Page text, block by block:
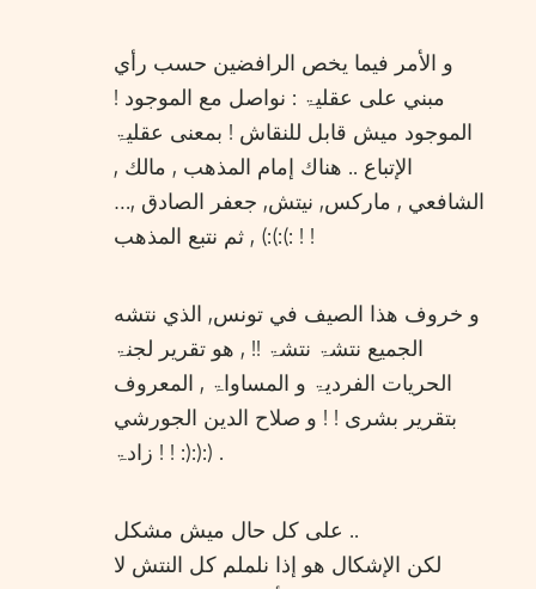
و الأمر فيما يخص الرافضين حسب رأي
مبني علی عقليۃ : نواصل مع الموجود !
الموجود ميش قابل للنقاش ! بمعنی عقليۃ
الإتباع .. هناك إمام المذهب , مالك ,
الشافعي , ماركس, نيتش, جعفر الصادق ,…
:):):) , ثم نتبع المذهب ! !
و خروف هذا الصيف في تونس, الذي نتشه
الجميع نتشۃ نتشۃ !! , هو تقرير لجنۃ
الحريات الفرديۃ و المساواۃ , المعروف
بتقرير بشری ! ! و صلاح الدين الجورشي
زادۃ ! ! :):):) .
علی كل حال ميش مشكل ..
لكن الإشكال هو إذا نلملم كل النتش لا